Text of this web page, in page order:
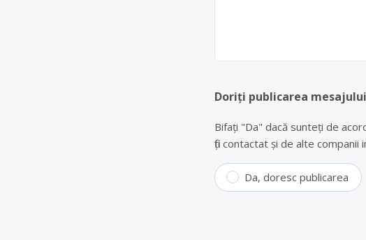
Doriți publicarea
Bifați "Da" dacă sunteți de
fiți contactat și de alte
Da, doresc publicarea